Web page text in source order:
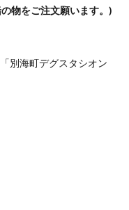
物をご注文願います。)
別海町デグスタシオン